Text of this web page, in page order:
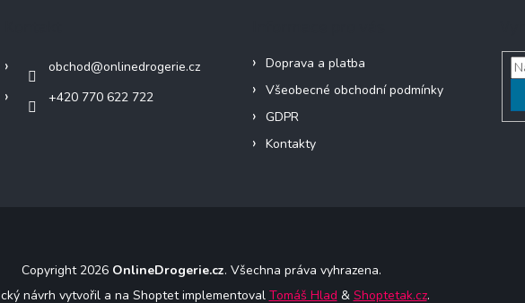
obchod@onlinedrogerie.cz
+420 770 622 722
Doprava a platba
Všeobecné obchodní podmínky
GDPR
Kontakty
Copyright 2026 OnlineDrogerie.cz. Všechna práva vyhrazena.
návrh vytvořil a na Shoptet implementoval Tomáš Hlad & Shoptetak.cz.